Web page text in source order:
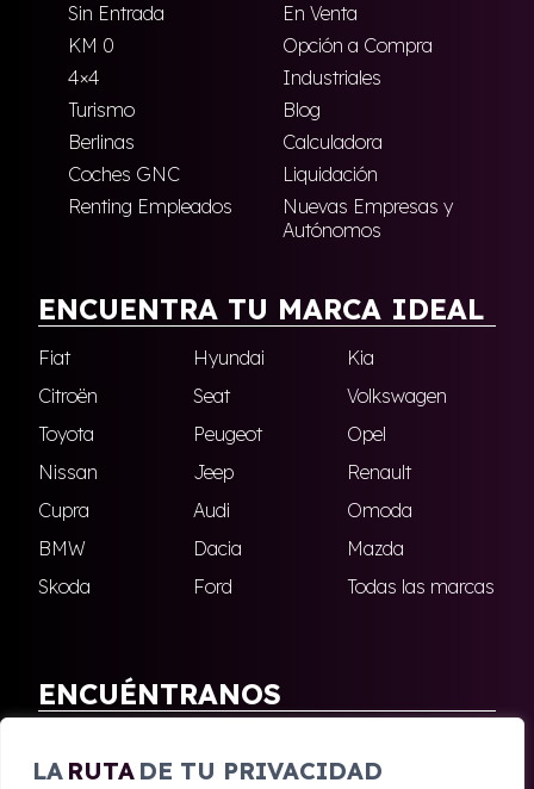
LA RUTA DE TU PRIVACIDAD
Sin Entrada
En Venta
KM 0
Opción a Compra
4×4
Industriales
Turismo
Blog
Berlinas
Calculadora
Coches GNC
Liquidación
Renting Empleados
Nuevas Empresas y
Autónomos
ENCUENTRA TU MARCA IDEAL
Fiat Hyundai
Kia
Citroën
Seat
Volkswagen
Toyota
Peugeot
Opel
Nissan
Jeep
Renault
Cupra
Audi
Omoda
BMW
Dacia
Mazda
Skoda
Ford Todas las marcas
ENCUÉNTRANOS
Marbella
Nerja